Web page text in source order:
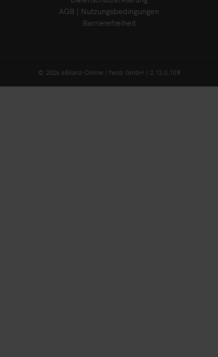
AGB | Nutzungsbedingungen
Barrierefreiheit
© 2026 eBilanz-Online | fwsb GmbH | 2.12.0.10